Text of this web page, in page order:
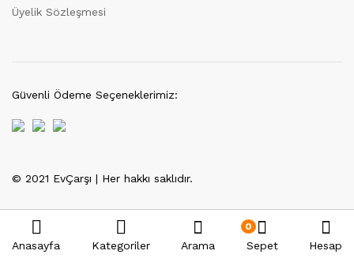
7/24 Canlı Destek
%100 Sorunsuz Alışveriş
Üyelik Sözleşmesi
© 2021 EvÇarşı | Her hakkı saklıdır.
Güvenli Ödeme Seçeneklerimiz:
Anasayfa Kategoriler Arama
0
Sepet Hesap